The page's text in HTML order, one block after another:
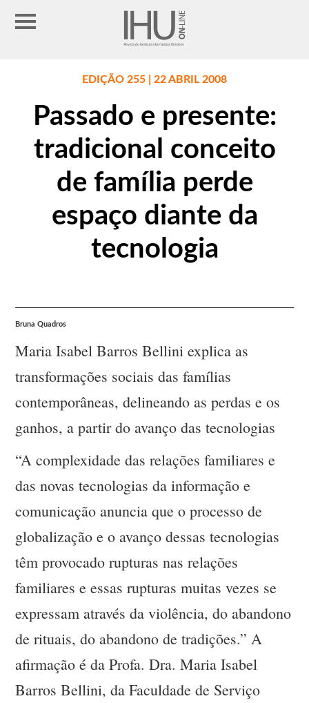
EDIÇÃO 255 | 22 ABRIL 2008
Passado e presente:
tradicional conceito
de família perde
espaço diante da
tecnologia
Bruna Quadros
Maria Isabel Barros Bellini explica as
transformações sociais das famílias
contemporâneas, delineando as perdas e os
ganhos, a partir do avanço das tecnologias
“A complexidade das relações familiares e
das novas tecnologias da informação e
comunicação anuncia que o processo de
globalização e o avanço dessas tecnologias
têm provocado rupturas nas relações
familiares e essas rupturas muitas vezes se
expressam através da violência, do abandono
de rituais, do abandono de tradições.” A
afirmação é da Profa. Dra. Maria Isabel
Barros Bellini, da Faculdade de Serviço